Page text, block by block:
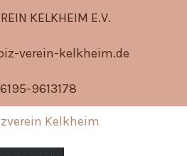
KELKHEIM E.V.
verein-kelkheim.de
9613178